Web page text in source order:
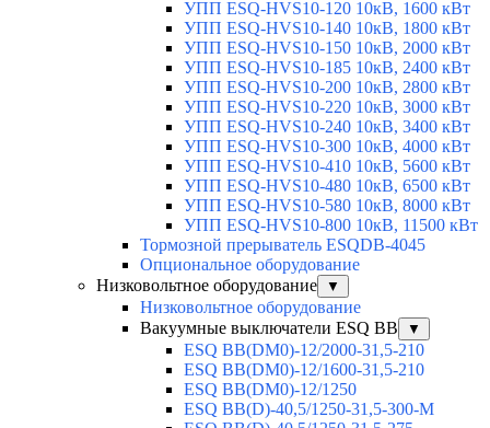
УПП ESQ-HVS10-120 10кВ, 1600 кВт
УПП ESQ-HVS10-140 10кВ, 1800 кВт
УПП ESQ-HVS10-150 10кВ, 2000 кВт
УПП ESQ-HVS10-185 10кВ, 2400 кВт
УПП ESQ-HVS10-200 10кВ, 2800 кВт
УПП ESQ-HVS10-220 10кВ, 3000 кВт
УПП ESQ-HVS10-240 10кВ, 3400 кВт
УПП ESQ-HVS10-300 10кВ, 4000 кВт
УПП ESQ-HVS10-410 10кВ, 5600 кВт
УПП ESQ-HVS10-480 10кВ, 6500 кВт
УПП ESQ-HVS10-580 10кВ, 8000 кВт
УПП ESQ-HVS10-800 10кВ, 11500 кВт
Тормозной прерыватель ESQDB-4045
Опциональное оборудование
Низковольтное оборудование
▼
Низковольтное оборудование
Вакуумные выключатели ESQ BB
▼
ESQ ВВ(DM0)-12/2000-31,5-210
ESQ ВВ(DM0)-12/1600-31,5-210
ESQ ВВ(DM0)-12/1250
ESQ ВВ(D)-40,5/1250-31,5-300-М